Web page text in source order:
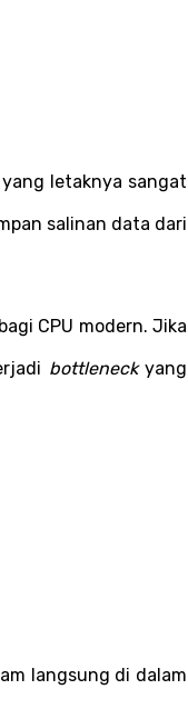
letaknya sangat
salinan data dari
CPU modern. Jika
bottleneck yang
langsung di dalam